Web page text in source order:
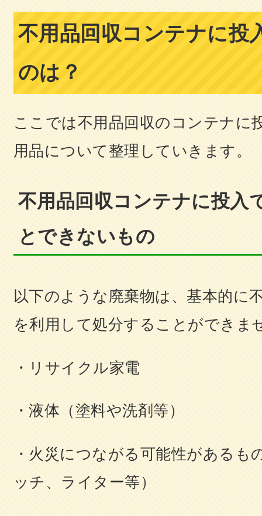
不用品回収コンテナに投
のは？
ここでは不用品回収のコンテナに
用品について整理していきます。
不用品回収コンテナに投入
とできないもの
以下のような廃棄物は、基本的に
を利用して処分することができま
・リサイクル家電
・液体（塗料や洗剤等）
・火災につながる可能性があるも
ッチ、ライター等）